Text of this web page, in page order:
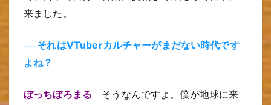
来ました。
──それはVTuberカルチャーがまだない時代です
よね？
ぼっちぼろまる そうなんですよ。僕が地球に来